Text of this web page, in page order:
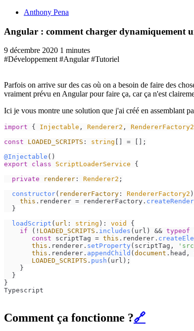
Anthony Pena
Angular : comment charger dynamiquement
9 décembre 2020 1 minutes
#Développement #Angular #Tutoriel
Parfois on arrive sur des cas où on a besoin de faire des
vraiment prévu en Angular pour faire ça, car ça n'est
Ici je vous montre une solution que j'ai créé en assemblant
import { Injectable , Renderer2 , RendererFactory2
const
LOADED_SCRIPTS : string [] = [];
@Injectable
export
class ScriptLoaderService {
private
renderer : Renderer2 ;
constructor( rendererFactory : RendererFactory2
this . renderer = rendererFactory.
  }
loadScript ( url : string ): void
{
if (! LOADED_SCRIPTS . includes (url) && typeof
const scriptTag = this . renderer .
this . renderer . setProperty(scriptTag,
this . renderer . appendChild ( document . head ,
LOADED_SCRIPTS . push (url);
    }
  }
}
Typescript
Comment ça fonctionne ?🔗